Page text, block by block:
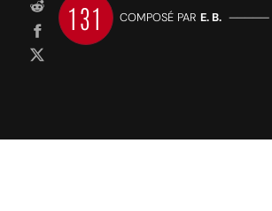
131 COMPOSÉ PAR E. B. —————